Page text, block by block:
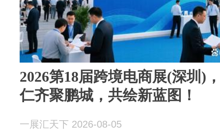
2026第18届跨境电商展(深圳)
仁齐聚鹏城，共绘新蓝图！
一展汇天下 2026-08-05